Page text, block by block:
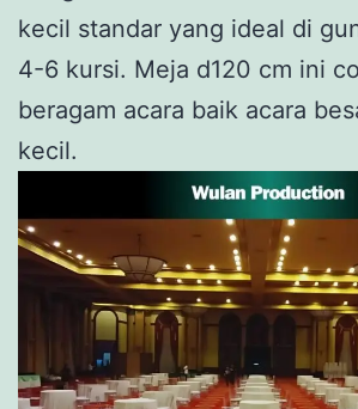
kecil standar yang ideal di
4-6 kursi. Meja d120 cm ini
beragam acara baik acara
kecil.